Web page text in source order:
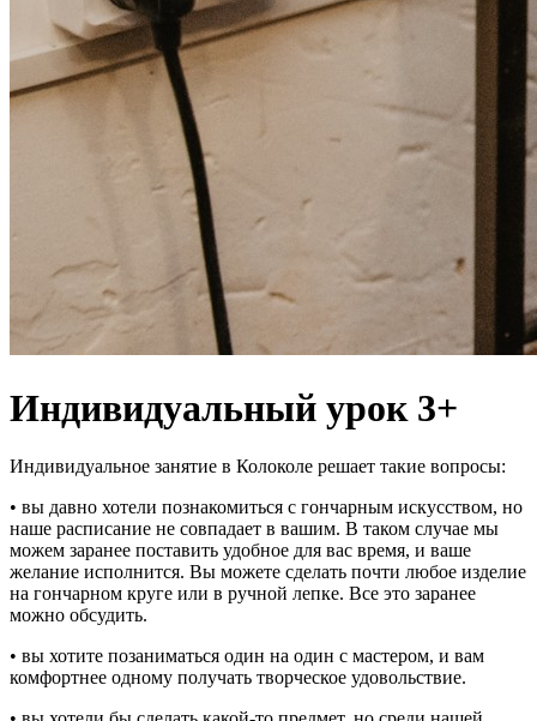
Индивидуальный урок 3+
Индивидуальное занятие в Колоколе решает такие вопросы:
• вы давно хотели познакомиться с гончарным искусством, но
наше расписание не совпадает в вашим. В таком случае мы
можем заранее поставить удобное для вас время, и ваше
желание исполнится. Вы можете сделать почти любое изделие
на гончарном круге или в ручной лепке. Все это заранее
можно обсудить.
• вы хотите позаниматься один на один с мастером, и вам
комфортнее одному получать творческое удовольствие.